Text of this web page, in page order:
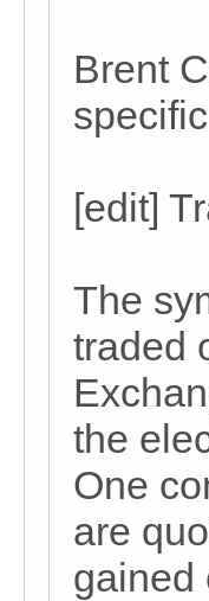
Brent
[edit]
The
traded
the
One
are
gained